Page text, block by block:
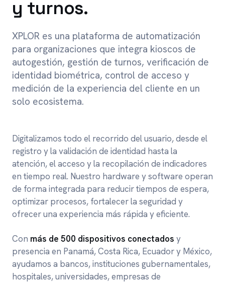
y turnos.
XPLOR es una plataforma de automatización
para organizaciones que integra kioscos de
autogestión, gestión de turnos, verificación de
identidad biométrica, control de acceso y
medición de la experiencia del cliente en un
solo ecosistema.
Digitalizamos todo el recorrido del usuario, desde el
registro y la validación de identidad hasta la
atención, el acceso y la recopilación de indicadores
en tiempo real. Nuestro hardware y software operan
de forma integrada para reducir tiempos de espera,
optimizar procesos, fortalecer la seguridad y
ofrecer una experiencia más rápida y eficiente.
Con más de 500 dispositivos conectados y
presencia en Panamá, Costa Rica, Ecuador y México,
ayudamos a bancos, instituciones gubernamentales,
hospitales, universidades, empresas de